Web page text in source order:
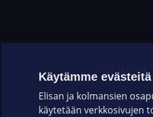
OHJEET
Käytämme
Elisan ja kolmansien
käytetään verkkosivujen